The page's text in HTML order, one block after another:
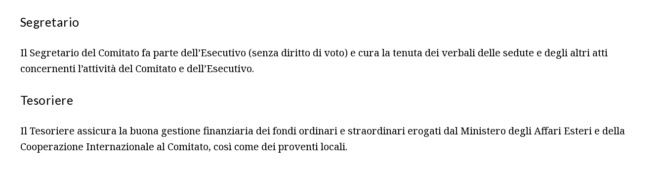
Segretario
Il Segretario del Comitato fa parte dell’Esecutivo (senza diritto di voto) e cura la tenuta dei verbali delle sedute e degli altri atti
concernenti l’attività del Comitato e dell’Esecutivo.
Tesoriere
Il Tesoriere assicura la buona gestione finanziaria dei fondi ordinari e straordinari erogati dal Ministero degli Affari Esteri e della
Cooperazione Internazionale al Comitato, così come dei proventi locali.